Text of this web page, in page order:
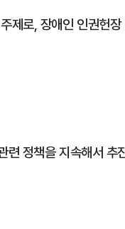
제로, 장애인 인권헌장
련 정책을 지속해서 추